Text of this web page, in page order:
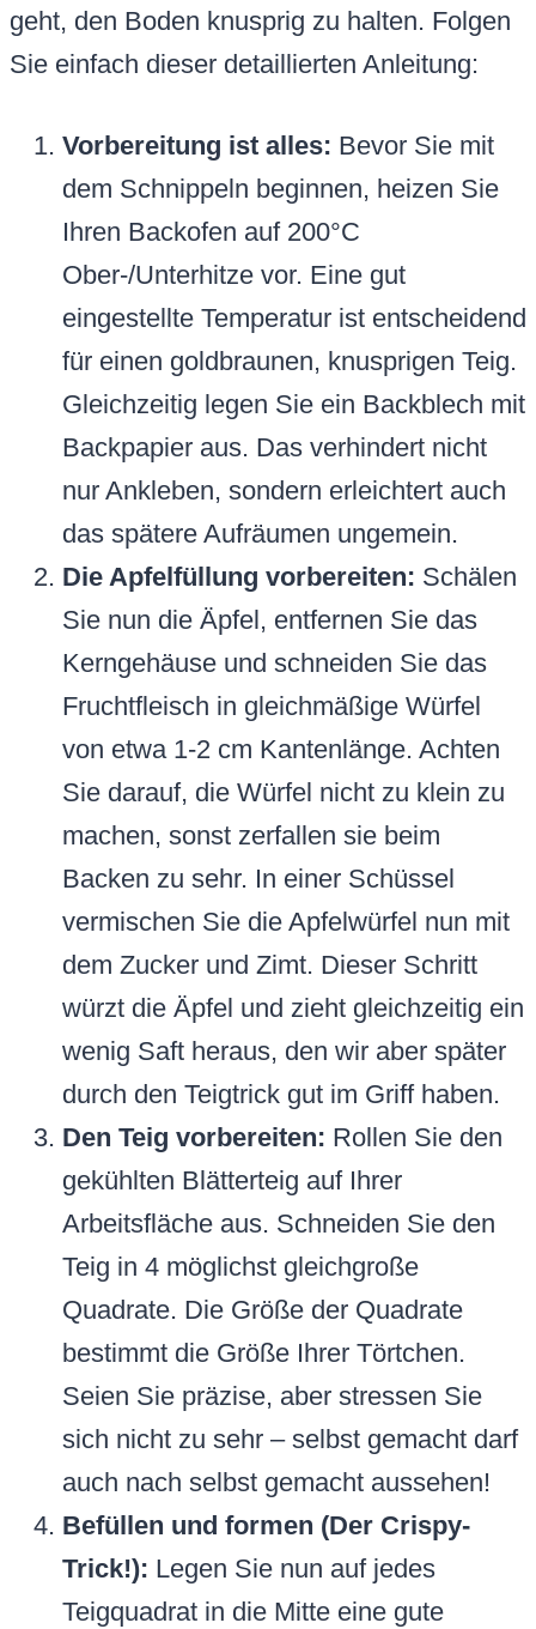
geht, den Boden knusprig zu halten. Folgen
Sie einfach dieser detaillierten Anleitung:
Vorbereitung ist alles: Bevor Sie mit
dem Schnippeln beginnen, heizen Sie
Ihren Backofen auf 200°C
Ober-/Unterhitze vor. Eine gut
eingestellte Temperatur ist entscheidend
für einen goldbraunen, knusprigen Teig.
Gleichzeitig legen Sie ein Backblech mit
Backpapier aus. Das verhindert nicht
nur Ankleben, sondern erleichtert auch
das spätere Aufräumen ungemein.
Die Apfelfüllung vorbereiten: Schälen
Sie nun die Äpfel, entfernen Sie das
Kerngehäuse und schneiden Sie das
Fruchtfleisch in gleichmäßige Würfel
von etwa 1-2 cm Kantenlänge. Achten
Sie darauf, die Würfel nicht zu klein zu
machen, sonst zerfallen sie beim
Backen zu sehr. In einer Schüssel
vermischen Sie die Apfelwürfel nun mit
dem Zucker und Zimt. Dieser Schritt
würzt die Äpfel und zieht gleichzeitig ein
wenig Saft heraus, den wir aber später
durch den Teigtrick gut im Griff haben.
Den Teig vorbereiten: Rollen Sie den
gekühlten Blätterteig auf Ihrer
Arbeitsfläche aus. Schneiden Sie den
Teig in 4 möglichst gleichgroße
Quadrate. Die Größe der Quadrate
bestimmt die Größe Ihrer Törtchen.
Seien Sie präzise, aber stressen Sie
sich nicht zu sehr – selbst gemacht darf
auch nach selbst gemacht aussehen!
Befüllen und formen (Der Crispy-
Trick!): Legen Sie nun auf jedes
Teigquadrat in die Mitte eine gute